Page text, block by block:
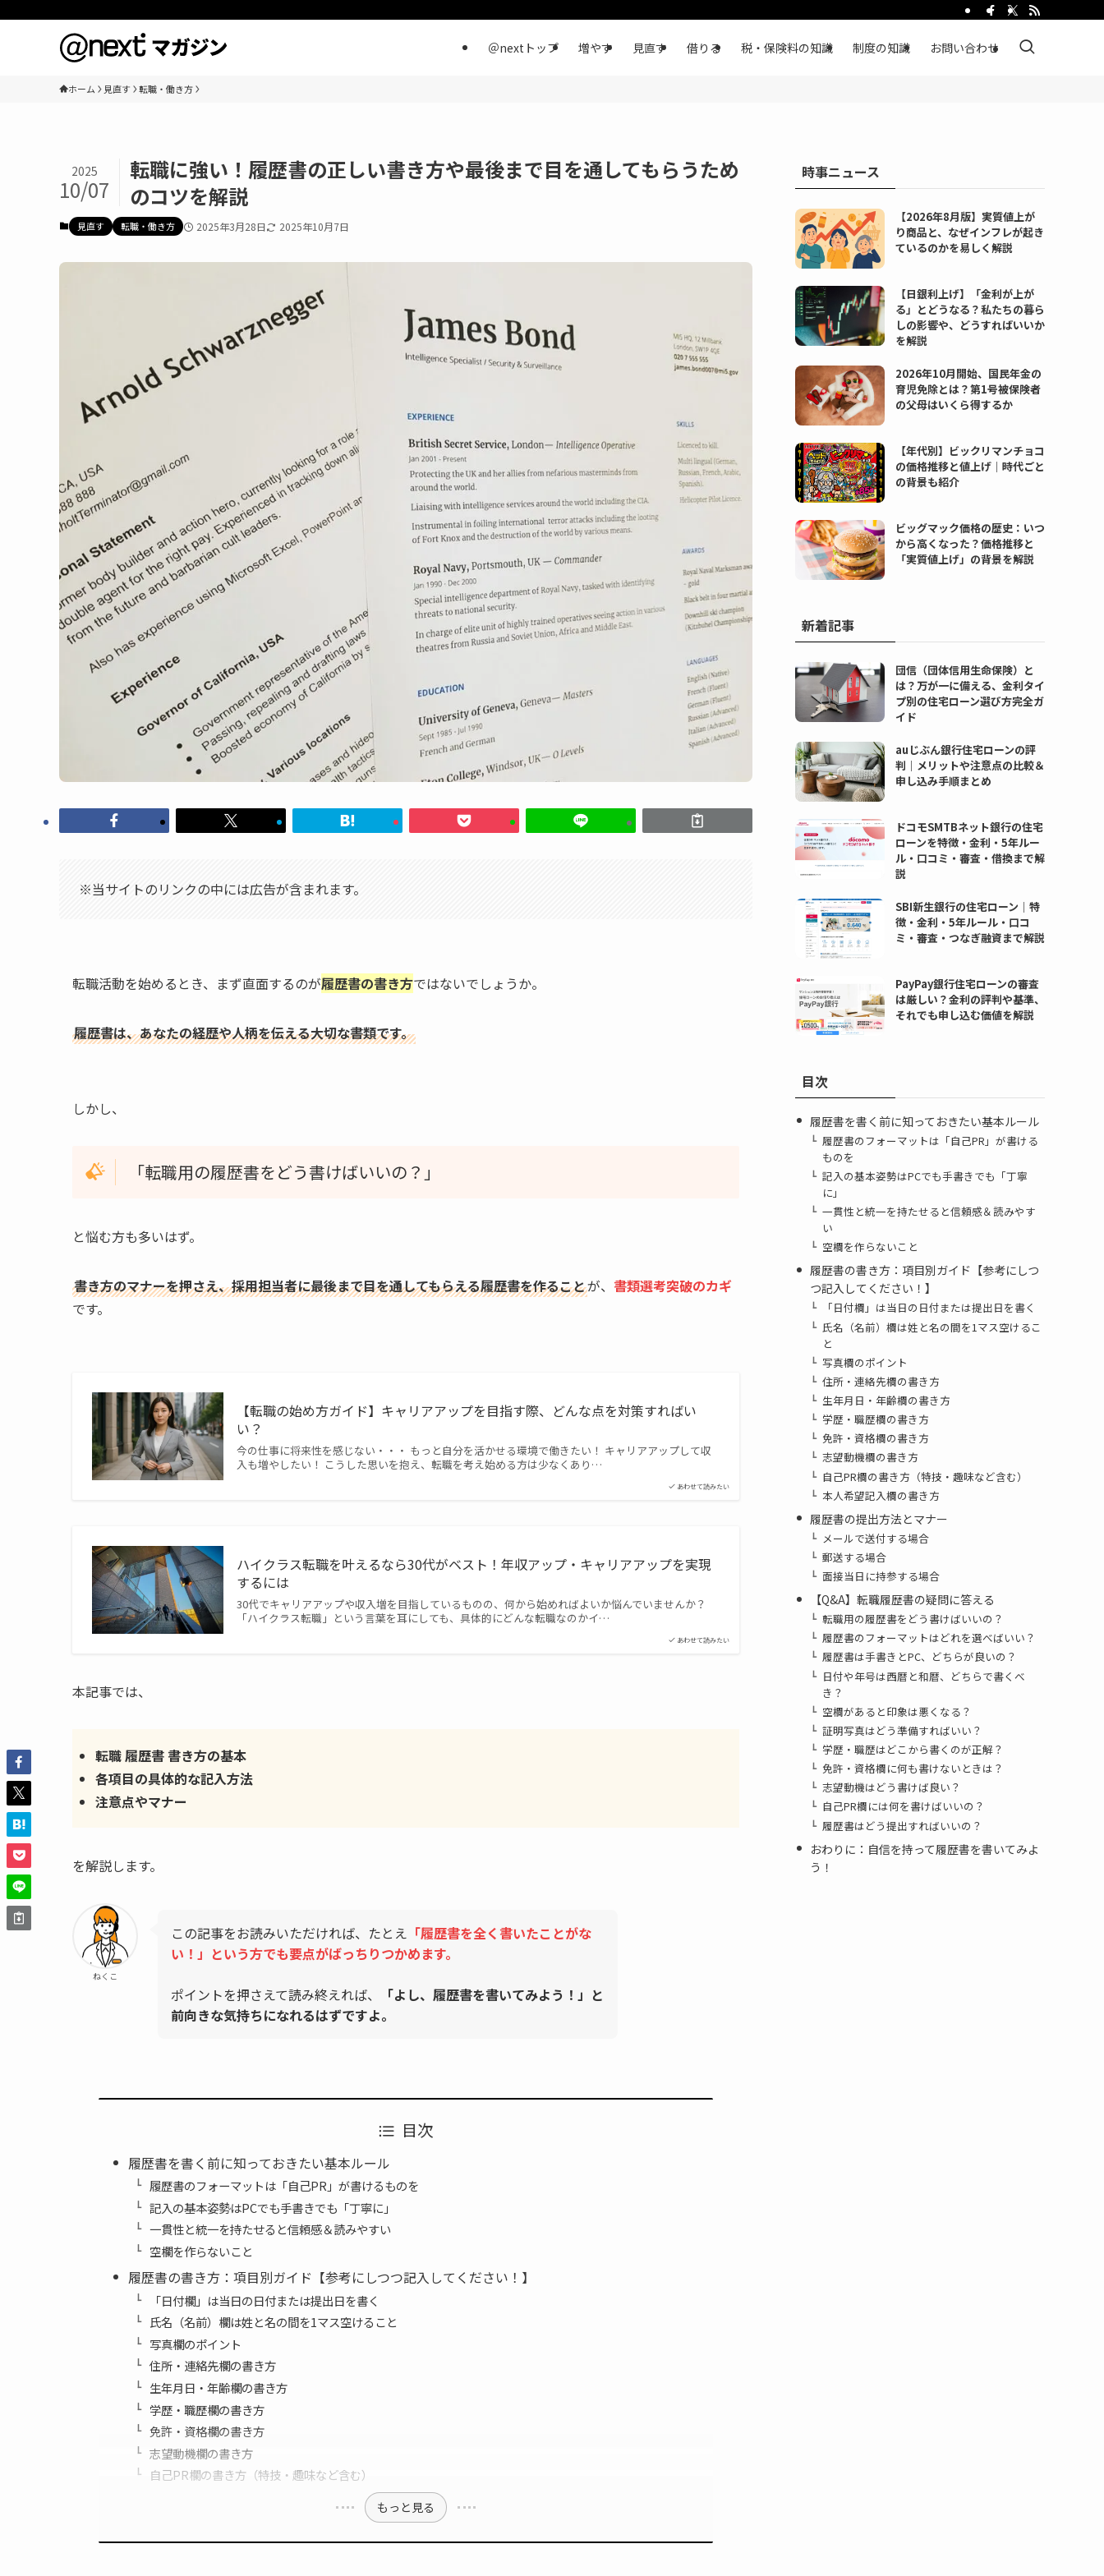
＠nextトップ 増やす 見直す 借りる 税・保険料の知識 制度の知識 お問い合わせ
ホーム 見直す 転職・働き方
転職に強い！履歴書の正しい書き方や最後まで目を通してもらうため
のコツを解説
2025
10/07
見直す 転職・働き方 2025年3月28日 2025年10月7日
※当サイトのリンクの中には広告が含まれます。
転職活動を始めるとき、まず直面するのが履歴書の書き方ではないでしょうか。
履歴書は、あなたの経歴や人柄を伝える大切な書類です。
しかし、
「転職用の履歴書をどう書けばいいの？」
と悩む方も多いはず。
書き方のマナーを押さえ、採用担当者に最後まで目を通してもらえる履歴書を作ることが、 書類選考突破のカギ
です。
あわせて読みたい
【転職の始め方ガイド】キャリアアップを目指す際、どんな点を対策すればい
い？
今の仕事に将来性を感じない・・・ もっと自分を活かせる環境で働きたい！ キャリアアップして収
入も増やしたい！ こうした思いを抱え、転職を考え始める方は少なくあり…
あわせて読みたい
ハイクラス転職を叶えるなら30代がベスト！年収アップ・キャリアアップを実現
するには
30代でキャリアアップや収入増を目指しているものの、何から始めればよいか悩んでいませんか？
「ハイクラス転職」という言葉を耳にしても、具体的にどんな転職なのかイ…
本記事では、
転職 履歴書 書き方の基本
各項目の具体的な記入方法
注意点やマナー
を解説します。
ねくこ
この記事をお読みいただければ、たとえ 「履歴書を全く書いたことがな
い！」という方でも要点がばっちりつかめます。
ポイントを押さえて読み終えれば、
「よし、履歴書を書いてみよう！」と
前向きな気持ちになれるはずですよ。
目次
履歴書を書く前に知っておきたい基本ルール
履歴書のフォーマットは「自己PR」が書けるものを
記入の基本姿勢はPCでも手書きでも「丁寧に」
一貫性と統一を持たせると信頼感＆読みやすい
空欄を作らないこと
履歴書の書き方：項目別ガイド【参考にしつつ記入してください！】
「日付欄」は当日の日付または提出日を書く
氏名（名前）欄は姓と名の間を1マス空けること
写真欄のポイント
住所・連絡先欄の書き方
生年月日・年齢欄の書き方
学歴・職歴欄の書き方
免許・資格欄の書き方
志望動機欄の書き方
自己PR欄の書き方（特技・趣味など含む）
もっと見る
時事ニュース
【2026年8月版】実質値上が
り商品と、なぜインフレが起き
ているのかを易しく解説
【日銀利上げ】「金利が上が
る」とどうなる？私たちの暮ら
しの影響や、どうすればいいか
を解説
2026年10月開始、国民年金の
育児免除とは？第1号被保険者
の父母はいくら得するか
【年代別】ビックリマンチョコ
の価格推移と値上げ｜時代ごと
の背景も紹介
ビッグマック価格の歴史：いつ
から高くなった？価格推移と
「実質値上げ」の背景を解説
新着記事
団信（団体信用生命保険）と
は？万が一に備える、金利タイ
プ別の住宅ローン選び方完全ガ
イド
auじぶん銀行住宅ローンの評
判｜メリットや注意点の比較＆
申し込み手順まとめ
ドコモSMTBネット銀行の住宅
ローンを特徴・金利・5年ルー
ル・口コミ・審査・借換まで解
説
SBI新生銀行の住宅ローン｜特
徴・金利・5年ルール・口コ
ミ・審査・つなぎ融資まで解説
PayPay銀行住宅ローンの審査
は厳しい？金利の評判や基準、
それでも申し込む価値を解説
目次
履歴書を書く前に知っておきたい基本ルール
履歴書のフォーマットは「自己PR」が書ける
ものを
記入の基本姿勢はPCでも手書きでも「丁寧
に」
一貫性と統一を持たせると信頼感＆読みやす
い
空欄を作らないこと
履歴書の書き方：項目別ガイド【参考にしつ
つ記入してください！】
「日付欄」は当日の日付または提出日を書く
氏名（名前）欄は姓と名の間を1マス空けるこ
と
写真欄のポイント
住所・連絡先欄の書き方
生年月日・年齢欄の書き方
学歴・職歴欄の書き方
免許・資格欄の書き方
志望動機欄の書き方
自己PR欄の書き方（特技・趣味など含む）
本人希望記入欄の書き方
履歴書の提出方法とマナー
メールで送付する場合
郵送する場合
面接当日に持参する場合
【Q&A】転職履歴書の疑問に答える
転職用の履歴書をどう書けばいいの？
履歴書のフォーマットはどれを選べばいい？
履歴書は手書きとPC、どちらが良いの？
日付や年号は西暦と和暦、どちらで書くべ
き？
空欄があると印象は悪くなる？
証明写真はどう準備すればいい？
学歴・職歴はどこから書くのが正解？
免許・資格欄に何も書けないときは？
志望動機はどう書けば良い？
自己PR欄には何を書けばいいの？
履歴書はどう提出すればいいの？
おわりに：自信を持って履歴書を書いてみよ
う！